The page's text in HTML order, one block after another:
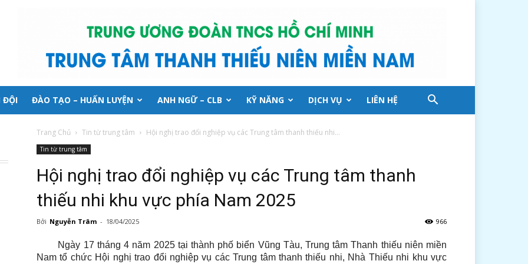
ĐỘI ĐÀO TẠO – HUẤN LUYỆN ANH NGỮ – CLB KỸ NĂNG DỊCH VỤ LIÊN HỆ
Trang Chủ Tin từ trung tâm Hội nghị trao đổi nghiệp vụ các Trung tâm thanh thiếu nhi...
Tin từ trung tâm
Hội nghị trao đổi nghiệp vụ các Trung tâm thanh
thiếu nhi khu vực phía Nam 2025
Bởi Nguyễn Trâm - 18/04/2025 966
Ngày 17 tháng 4 năm 2025 tại thành phố biển Vũng Tàu, Trung tâm Thanh thiếu niên miền
Nam tổ chức Hội nghị trao đổi nghiệp vụ các Trung tâm thanh thiếu nhi, Nhà Thiếu nhi khu vực